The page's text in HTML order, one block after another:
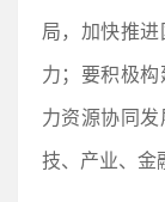
局，加快推
力；要积极
力资源协同
技、产业、金